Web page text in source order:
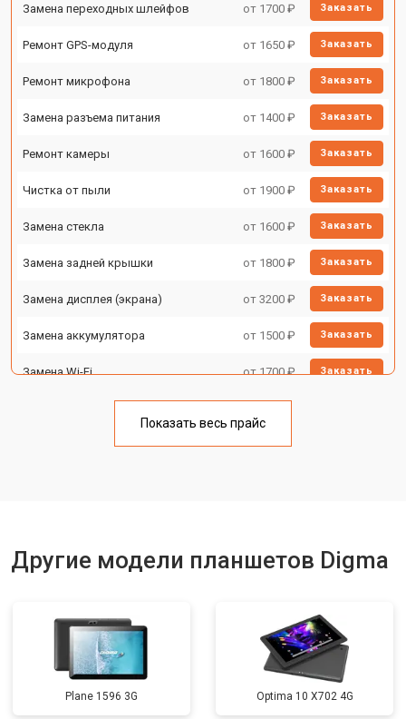
Замена переходных шлейфов от 1700 ₽ Заказать
Ремонт GPS-модуля от 1650 ₽ Заказать
Ремонт микрофона от 1800 ₽ Заказать
Замена разъема питания от 1400 ₽ Заказать
Ремонт камеры от 1600 ₽ Заказать
Чистка от пыли от 1900 ₽ Заказать
Замена стекла от 1600 ₽ Заказать
Замена задней крышки от 1800 ₽ Заказать
Замена дисплея (экрана) от 3200 ₽ Заказать
Замена аккумулятора от 1500 ₽ Заказать
Замена Wi-Fi от 1700 ₽ Заказать
от 1750 ₽
Показать весь прайс
Другие модели планшетов Digma
Plane 1596 3G Optima 10 X702 4G